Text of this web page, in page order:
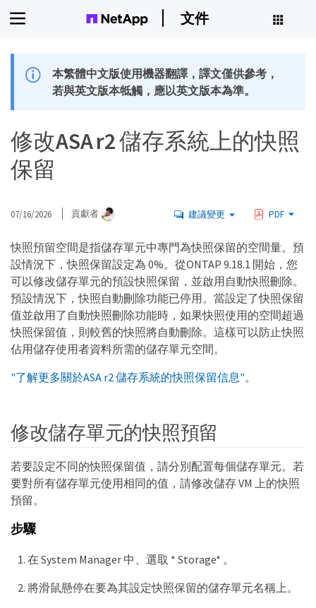
文件
本繁體中文版使用機器翻譯，譯文僅供參考，
若與英文版本牴觸，應以英文版本為準。
修改ASA r2 儲存系統上的快照
保留
07/16/2026 貢獻者 建議變更 PDF
快照預留空間是指儲存單元中專門為快照保留的空間量。預
設情況下，快照保留設定為 0%。從ONTAP 9.18.1 開始，您
可以修改儲存單元的預設快照保留，並啟用自動快照刪除。
預設情況下，快照自動刪除功能已停用。當設定了快照保留
值並啟用了自動快照刪除功能時，如果快照使用的空間超過
快照保留值，則較舊的快照將自動刪除。這樣可以防止快照
佔用儲存使用者資料所需的儲存單元空間。
"了解更多關於ASA r2 儲存系統的快照保留信息"。
修改儲存單元的快照預留
若要設定不同的快照保留值，請分別配置每個儲存單元。若
要對所有儲存單元使用相同的值，請修改儲存 VM 上的快照
預留。
步驟
在 System Manager 中、選取 * Storage* 。
將滑鼠懸停在要為其設定快照保留的儲存單元名稱上。